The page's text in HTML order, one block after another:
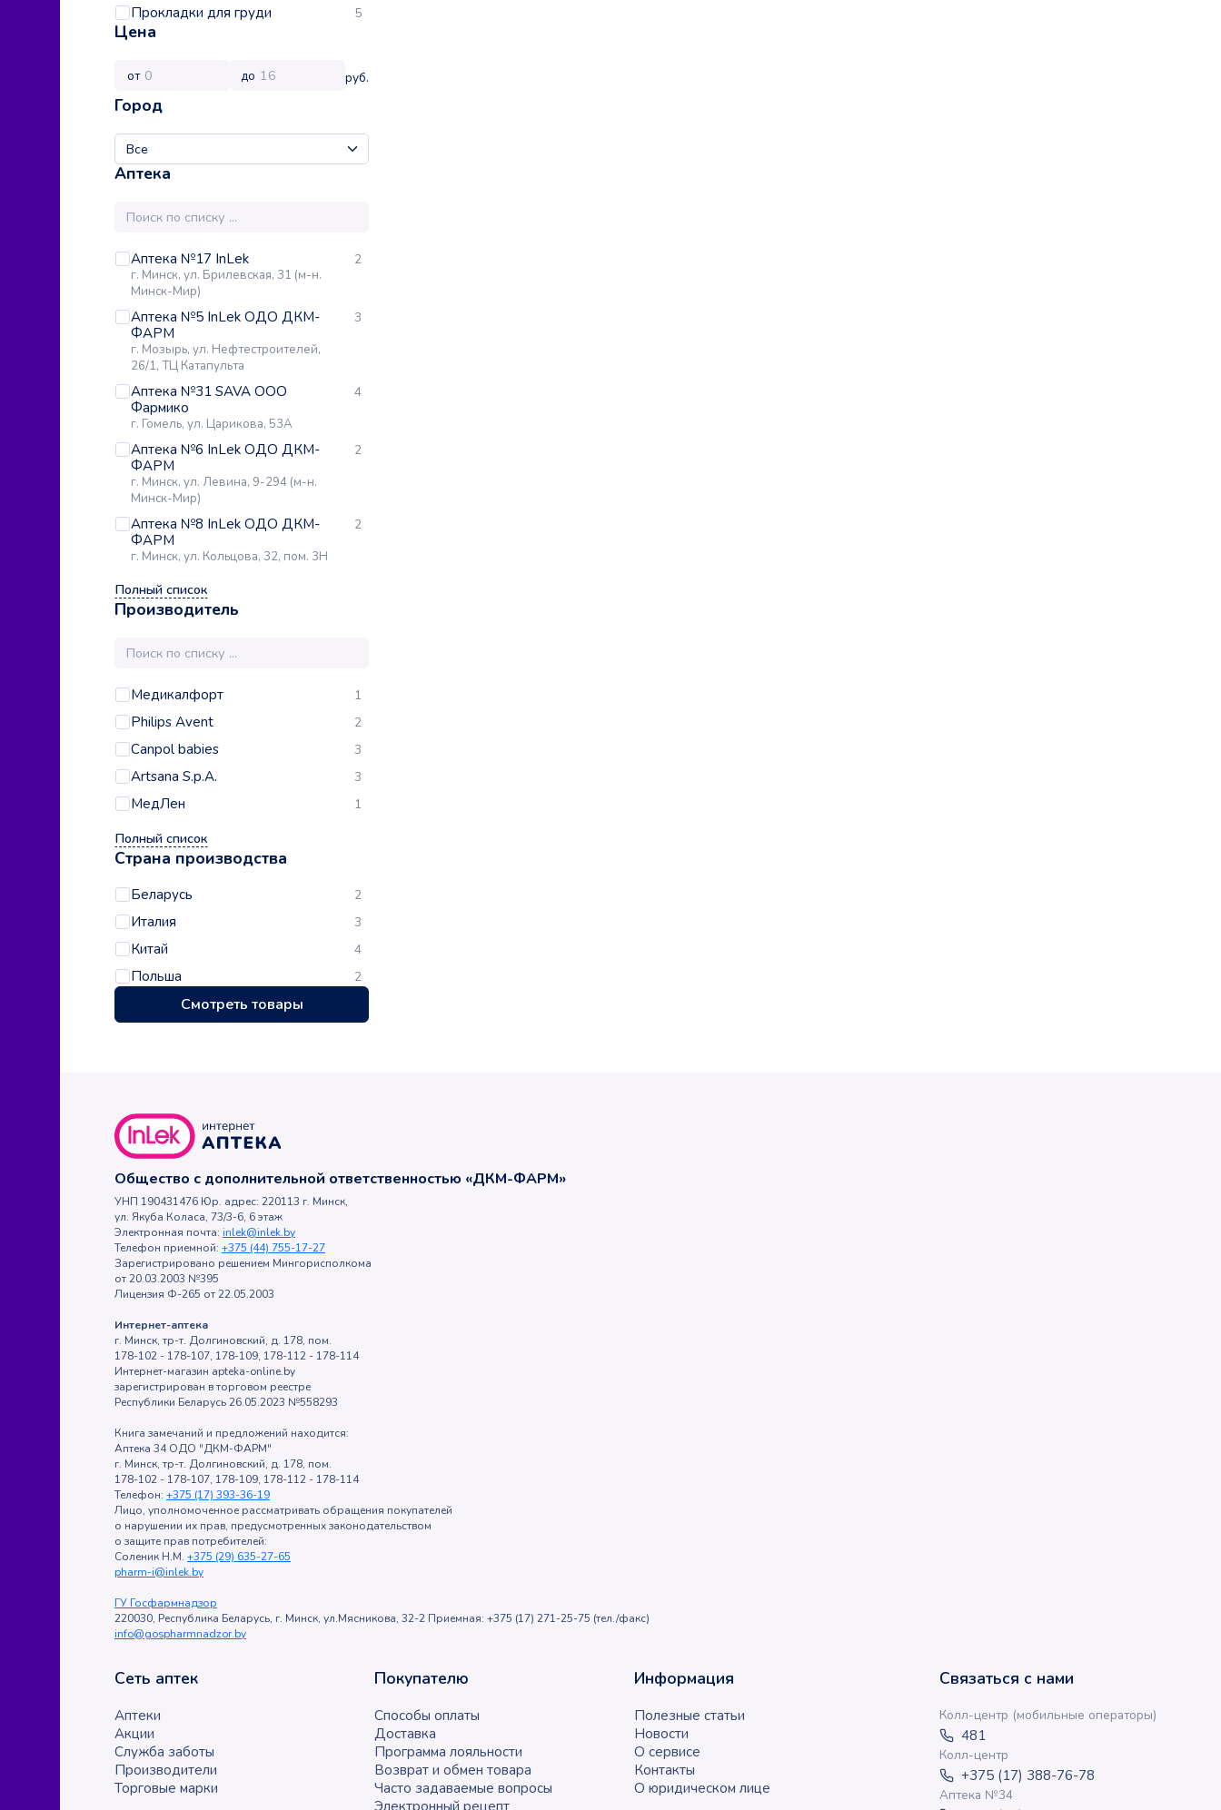
Прокладки для груди 5
Цена
от до руб.
Город
Аптека
Аптека №17 InLek
г. Минск, ул. Брилевская, 31 (м-н.
Минск-Мир)
2
Аптека №5 InLek ОДО ДКМ-
ФАРМ
г. Мозырь, ул. Нефтестроителей,
26/1, ТЦ Катапульта
3
Аптека №31 SAVA ООО
Фармико
г. Гомель, ул. Царикова, 53А
4
Аптека №6 InLek ОДО ДКМ-
ФАРМ
г. Минск, ул. Левина, 9-294 (м-н.
Минск-Мир)
2
Аптека №8 InLek ОДО ДКМ-
ФАРМ
г. Минск, ул. Кольцова, 32, пом. 3Н
2
Полный список
Производитель
Медикалфорт 1
Philips Avent 2
Canpol babies 3
Artsana S.p.A. 3
МедЛен 1
Полный список
Страна производства
Беларусь 2
Италия 3
Китай 4
Польша 2
Смотреть товары
Общество с дополнительной ответственностью «ДКМ-ФАРМ»
УНП 190431476 Юр. адрес: 220113 г. Минск,
ул. Якуба Коласа, 73/3-6, 6 этаж
Электронная почта: inlek@inlek.by
Телефон приемной: +375 (44) 755-17-27
Зарегистрировано решением Мингорисполкома
от 20.03.2003 №395
Лицензия Ф-265 от 22.05.2003
Интернет-аптека
г. Минск, тр-т. Долгиновский, д. 178, пом.
178-102 - 178-107, 178-109, 178-112 - 178-114
Интернет-магазин apteka-online.by
зарегистрирован в торговом реестре
Республики Беларусь 26.05.2023 №558293
Книга замечаний и предложений находится:
Аптека 34 ОДО "ДКМ-ФАРМ"
г. Минск, тр-т. Долгиновский, д. 178, пом.
178-102 - 178-107, 178-109, 178-112 - 178-114
Телефон: +375 (17) 393-36-19
Лицо, уполномоченное рассматривать обращения покупателей
о нарушении их прав, предусмотренных законодательством
о защите прав потребителей:
Соленик Н.М. +375 (29) 635-27-65
pharm-i@inlek.by
ГУ Госфармнадзор
220030, Республика Беларусь, г. Минск, ул.Мясникова, 32-2 Приемная: +375 (17) 271-25-75 (тел./факс)
info@gospharmnadzor.by
Сеть аптек
Аптеки
Акции
Служба заботы
Производители
Торговые марки
Покупателю
Способы оплаты
Доставка
Программа лояльности
Возврат и обмен товара
Часто задаваемые вопросы
Информация
Полезные статьи
Новости
О сервисе
Контакты
О юридическом лице
Связаться с нами
Колл-центр (мобильные операторы)
481
Колл-центр
+375 (17) 388-76-78
Аптека №34